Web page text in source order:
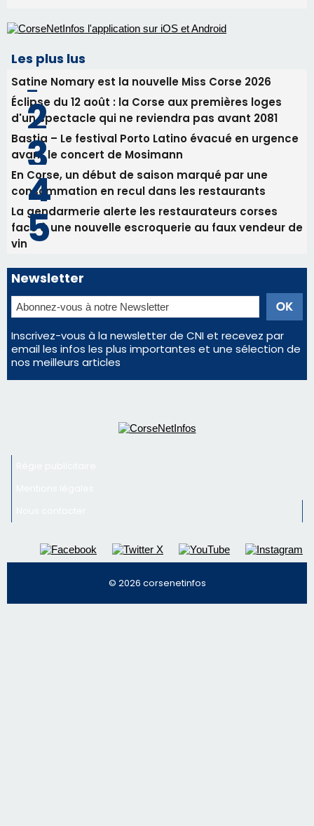
consommation en recul dans les restaurants
face à une nouvelle escroquerie au faux vendeur de
vin
Newsletter
Inscrivez-vous à la newsletter de CNI et recevez par
email les infos les plus importantes et une sélection de
nos meilleurs articles
Régie publicitaire
Nous contacter
© 2026 corsenetinfos